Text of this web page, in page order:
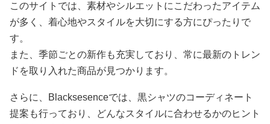
このサイトでは、素材やシルエットにこだわったアイテム
が多く、着心地やスタイルを大切にする方にぴったりで
す。
また、季節ごとの新作も充実しており、常に最新のトレン
ドを取り入れた商品が見つかります。
さらに、Blacksesenceでは、黒シャツのコーディネート
提案も行っており、どんなスタイルに合わせるかのヒント